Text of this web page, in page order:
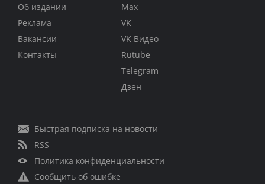
Об издании
Реклама
Вакансии
Контакты
Max
VK
VK Видео
Rutube
Telegram
Дзен
Быстрая подписка на новости
RSS
Политика конфиденциальности
Сообщить об ошибке